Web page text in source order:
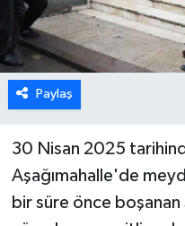
Paylaş
30 Nisan 2025
Aşağımahalle'de
bir süre önce boşanan